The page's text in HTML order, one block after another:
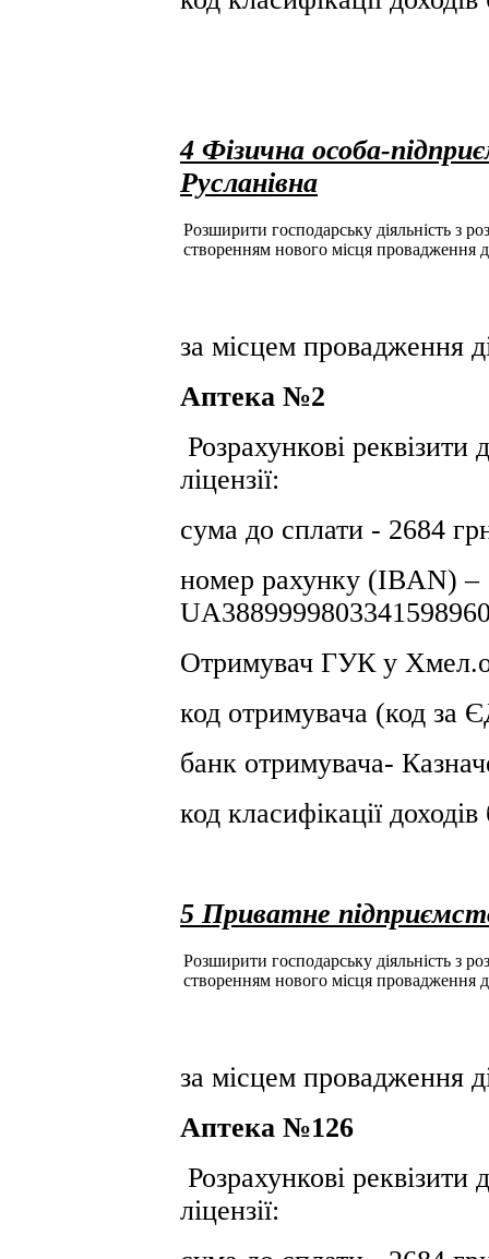
4 Фізична особа-
Русланівна
Розширити господарську діяльність з
створенням нового місця провадження
за місцем провадження
Аптека №2
Розрахункові
ліцензії:
сума до сплати - 2684
номер рахунку (IBAN) –
Отримувач ГУК у
код отримувача (код
банк отримувача-
код класифікації
5 Приватне
Розширити господарську діяльність з
створенням нового місця провадження
за місцем провадження
Аптека №126
Розрахункові
ліцензії: